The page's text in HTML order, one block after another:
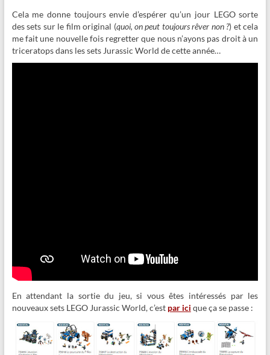
Cela me donne toujours envie d’espérer qu’un jour LEGO sorte
des sets sur le film original (quoi, on peut toujours rêver non ?) et cela
me fait une nouvelle fois regretter que nous n’ayons pas droit à un
triceratops dans les sets Jurassic World de cette année…
En attendant la sortie du jeu, si vous êtes intéressés par les
nouveaux sets LEGO Jurassic World, c’est par ici que ça se passe :